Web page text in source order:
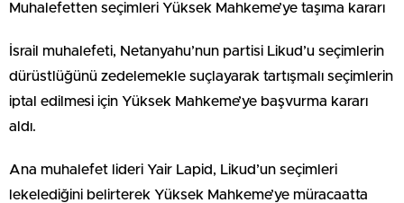
Muhalefetten seçimleri Yüksek Mahkeme’ye taşıma kararı
İsrail muhalefeti, Netanyahu’nun partisi Likud’u seçimlerin
dürüstlüğünü zedelemekle suçlayarak tartışmalı seçimlerin
iptal edilmesi için Yüksek Mahkeme’ye başvurma kararı
aldı.
Ana muhalefet lideri Yair Lapid, Likud’un seçimleri
lekelediğini belirterek Yüksek Mahkeme’ye müracaatta